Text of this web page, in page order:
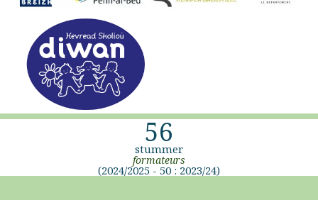
56
stummer
formateurs
(2024/2025 - 50 : 2023/24)